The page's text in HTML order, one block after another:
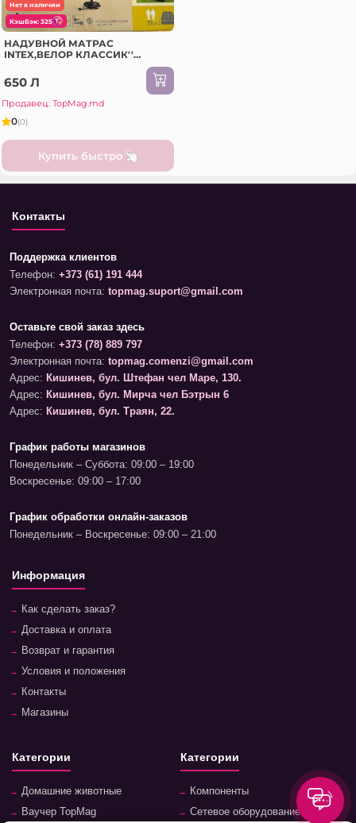
Нет в наличии
КэшБэк: 325
НАДУВНОЙ МАТРАС
INTEX,ВЕЛОР КЛАССИК''
152x203x25 см С ПОДУШКАМИ
И НАСОСОМ
650 Л
Продавец: TopMag.md
0(0)
Купить быстро
Контакты
Поддержка клиентов
Телефон: +373 (61) 191 444
Электронная почта: topmag.suport@gmail.com
Оставьте свой заказ здесь
Телефон: +373 (78) 889 797
Электронная почта: topmag.comenzi@gmail.com
Адрес: Кишинев, бул. Штефан чел Маре, 130.
Адрес: Кишинев, бул. Мирча чел Бэтрын 6
Адрес: Кишинев, бул. Траян, 22.
График работы магазинов
Понедельник – Суббота: 09:00 – 19:00
Воскресенье: 09:00 – 17:00
График обработки онлайн-заказов
Понедельник – Воскресенье: 09:00 – 21:00
Информация
Как сделать заказ?
Доставка и оплата
Возврат и гарантия
Условия и положения
Контакты
Магазины
Категории
Домашние животные
Ваучер TopMag
Категории
Компоненты
Сетевое оборудование